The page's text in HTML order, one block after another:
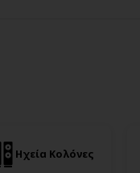
Ηχεία Κολόνες